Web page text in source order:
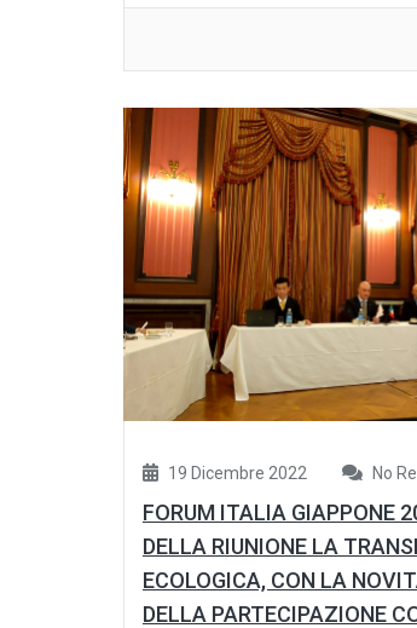
19 Dicembre 2022 No
FORUM ITALIA GIAPPONE
DELLA RIUNIONE LA
ECOLOGICA, CON LA
DELLA PARTECIPAZIONE